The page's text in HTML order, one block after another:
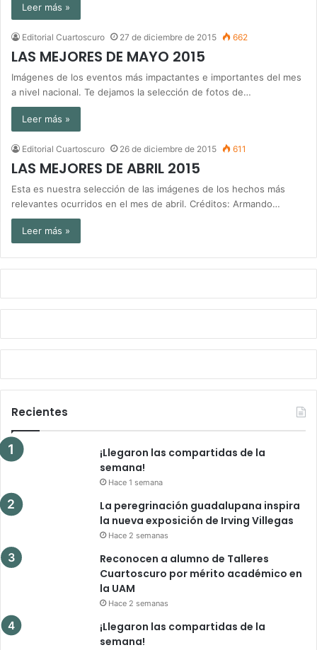
Leer más »
Editorial Cuartoscuro 27 de diciembre de 2015 662
LAS MEJORES DE MAYO 2015
Imágenes de los eventos más impactantes e importantes del mes
a nivel nacional. Te dejamos la selección de fotos de…
Leer más »
Editorial Cuartoscuro 26 de diciembre de 2015 611
LAS MEJORES DE ABRIL 2015
Esta es nuestra selección de las imágenes de los hechos más
relevantes ocurridos en el mes de abril. Créditos: Armando…
Leer más »
Recientes
¡Llegaron las compartidas de la
semana!
Hace 1 semana
La peregrinación guadalupana inspira
la nueva exposición de Irving Villegas
Hace 2 semanas
Reconocen a alumno de Talleres
Cuartoscuro por mérito académico en
la UAM
Hace 2 semanas
¡Llegaron las compartidas de la
semana!